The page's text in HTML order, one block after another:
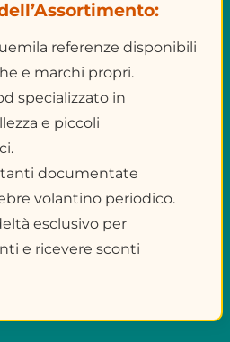
referenze disponibili
e marchi propri.
specializzato in
e piccoli
documentate
volantino periodico.
esclusivo per
e ricevere sconti